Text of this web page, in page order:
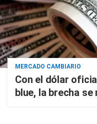
MERCADO CAMBIARIO
Con el dólar
blue, la brecha